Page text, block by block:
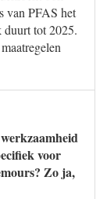
van PFAS het
duurt tot 2025.
voor
Zo ja,